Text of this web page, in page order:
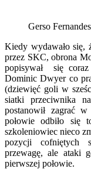
Gerso
Kiedy wydawało się,
przez SKC, obrona
popisywał się
Dominic Dwyer co
(dziewięć goli w
siatki przeciwnika
postanowił zagrać
połowie odbiło się
szkoleniowiec nieco
pozycji cofniętych
przewagę, ale ataki
pierwszej połowie.